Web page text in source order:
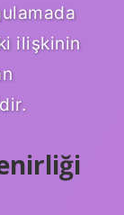
ilişkinin